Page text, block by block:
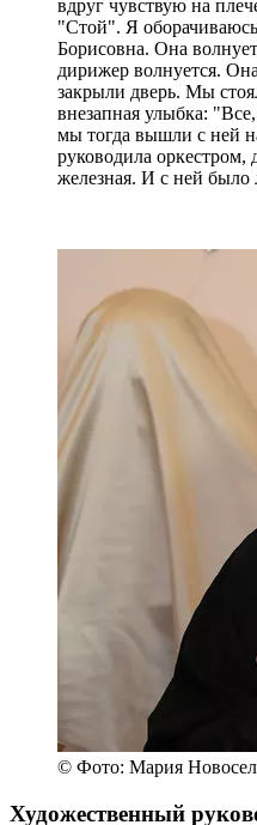
вдруг чувствую на
"Стой". Я
Борисовна. Она
дирижер волнуется.
закрыли дверь. Мы
внезапная улыбка:
мы тогда вышли с ней
руководила
железная. И с ней было
© Фото: Мария
Художественный